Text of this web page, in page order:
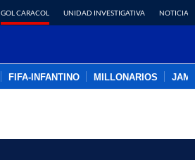
GOL CARACOL UNIDAD INVESTIGATIVA NOTICIAS
FIFA-INFANTINO MILLONARIOS